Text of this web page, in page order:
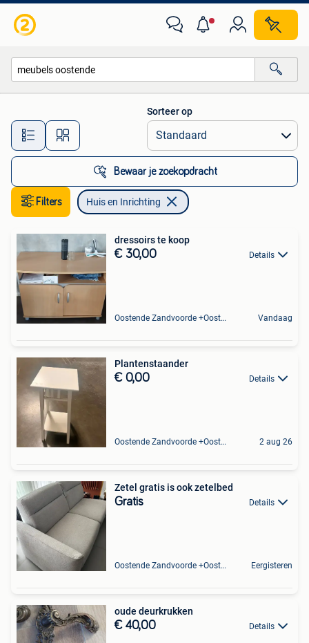
Alle afstanden…
Sorteer op
Bewaar je zoekopdracht
Filters Huis en Inrichting
dressoirs te koop
€ 30,00 Details
Oostende Zandvoorde +Oostende Vandaag
Plantenstaander
€ 0,00 Details
Oostende Zandvoorde +Oostende 2 aug 26
Zetel gratis is ook zetelbed
Gratis Details
Oostende Zandvoorde +Oostende Eergisteren
oude deurkrukken
€ 40,00 Details